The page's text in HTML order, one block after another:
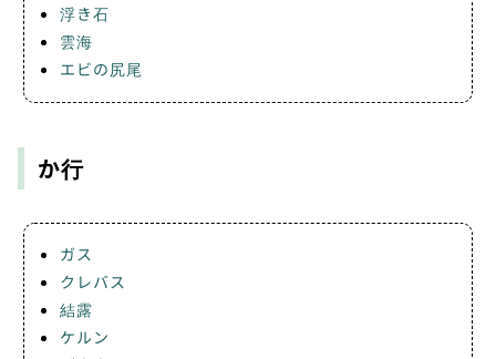
浮き石
雲海
エビの尻尾
か行
ガス
クレバス
結露
ケルン